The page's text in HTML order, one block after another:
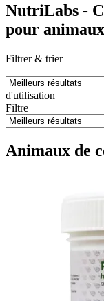
NutriLabs -
pour
Filtrer & trier
d'utilisation
Filtre
Animaux de